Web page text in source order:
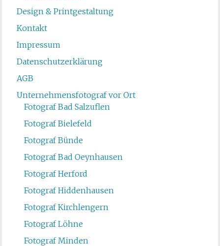
Design & Printgestaltung
Kontakt
Impressum
Datenschutzerklärung
AGB
Unternehmensfotograf vor Ort
Fotograf Bad Salzuflen
Fotograf Bielefeld
Fotograf Bünde
Fotograf Bad Oeynhausen
Fotograf Herford
Fotograf Hiddenhausen
Fotograf Kirchlengern
Fotograf Löhne
Fotograf Minden